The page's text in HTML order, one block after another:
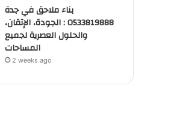
بناء ملاحق في جدة
0533819888 : الجودة، الإتقان،
والحلول العصرية لجميع
المساحات
2 weeks ago